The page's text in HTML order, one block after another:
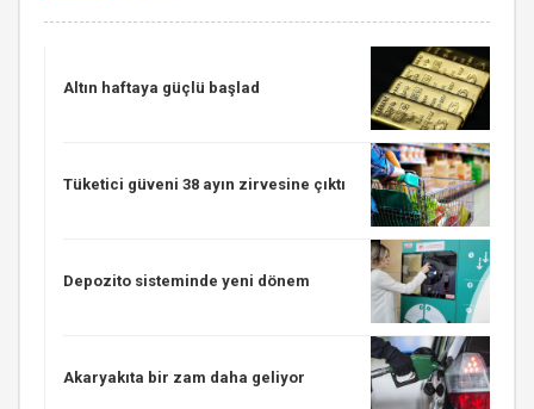
Altın haftaya güçlü başlad
Tüketici güveni 38 ayın zirvesine çıktı
Depozito sisteminde yeni dönem
Akaryakıta bir zam daha geliyor